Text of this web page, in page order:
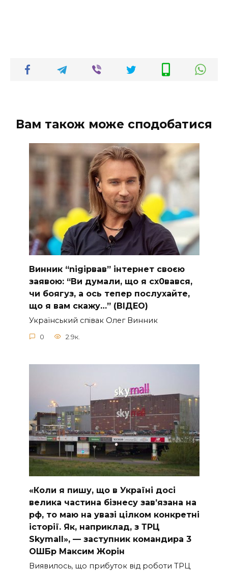
Вам також може сподобатися
Винник “nіgірвав” інтернет своєю
заявою: “Ви думали, що я сх0вався,
чи боягуз, а ось тепер послухайте,
що я вам скажу…” (ВІДЕО)
Укpaїнcький cпiвaк Oлeг Винник
0 2.9к.
«Коли я пишу, що в Україні досі
велика частина бізнесу завʼязана на
рф, то маю на увазі цілком конкретні
історії. Як, наприклад, з ТРЦ
Skymall», — заступник командира 3
ОШБр Максим Жорін
Виявилось, що прибуток від роботи ТРЦ